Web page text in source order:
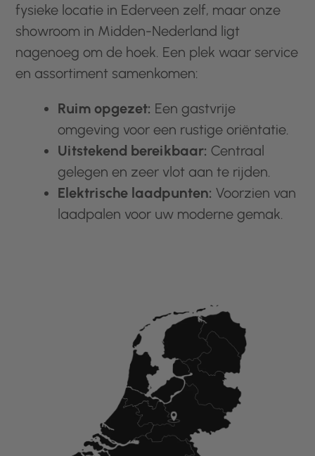
fysieke locatie in Ederveen zelf, maar onze
showroom in Midden-Nederland ligt
nagenoeg om de hoek. Een plek waar service
en assortiment samenkomen:
Ruim opgezet: Een gastvrije
omgeving voor een rustige oriëntatie.
Uitstekend bereikbaar: Centraal
gelegen en zeer vlot aan te rijden.
Elektrische laadpunten: Voorzien van
laadpalen voor uw moderne gemak.